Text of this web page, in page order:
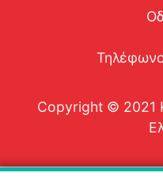
Copyright © 2021